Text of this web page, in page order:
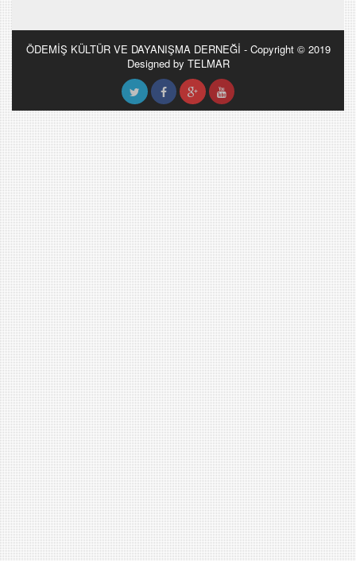
ÖDEMİŞ KÜLTÜR VE DAYANIŞMA DERNEĞİ - Copyright © 2019
Designed by TELMAR